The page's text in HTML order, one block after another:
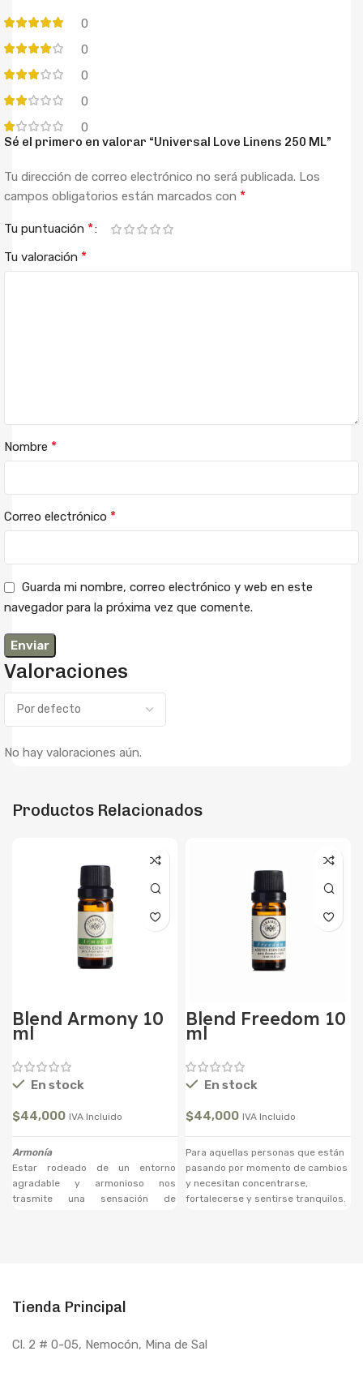
0
0
0
0
0
Valoraciones
No hay valoraciones aún.
Sé el primero en valorar “Universal Love Linens 250 ML”
Tu dirección de correo electrónico no será publicada. Los
campos obligatorios están marcados con *
Tu puntuación *
Tu valoración *
Nombre *
Correo electrónico *
Guarda mi nombre, correo electrónico y web en este
navegador para la próxima vez que comente.
Productos Relacionados
Blend Armony 10
ml
En stock
$44,000 IVA Incluido
Armonía
Estar rodeado de un entorno
agradable y armonioso nos
trasmite una sensación de
una apertura mental para superar
desesperación en lugares
específicos que evocan malos
Blend Freedom 10
ml
En stock
$44,000 IVA Incluido
Para aquellas personas que están
pasando por momento de cambios
y necesitan concentrarse,
fortalecerse y sentirse tranquilos.
Tienda Principal
Cl. 2 # 0-05, Nemocón, Mina de Sal